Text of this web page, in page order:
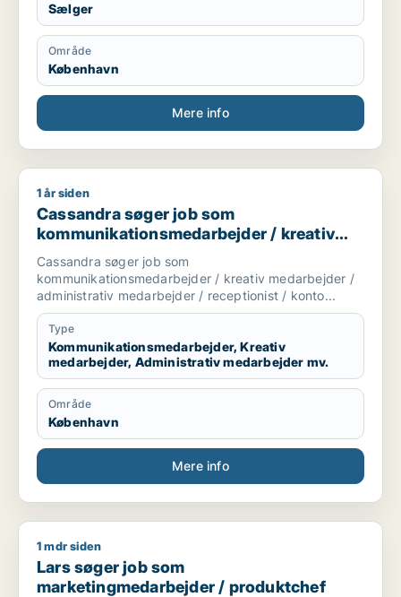
Sælger
Område
København
Mere info
Cassandra søger job som kommunikationsmedarbejder /
1 år siden
Cassandra søger job som
kommunikationsmedarbejder / kreativ
medarbejder / administrativ medarbejder
/ receptionist / kontorassistent
Cassandra søger job som
kommunikationsmedarbejder / kreativ medarbejder /
administrativ medarbejder / receptionist / konto...
Type
Kommunikationsmedarbejder, Kreativ
medarbejder, Administrativ medarbejder mv.
Område
København
Mere info
Lars søger job som marketingmedarbejder / produktchef
1 mdr siden
Lars søger job som
marketingmedarbejder / produktchef